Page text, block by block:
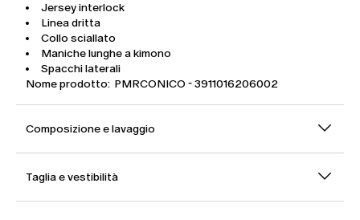
Jersey interlock
Linea dritta
Collo sciallato
Maniche lunghe a kimono
Spacchi laterali
Nome prodotto: PMRCONICO - 3911016206002
Composizione e lavaggio
Taglia e vestibilità